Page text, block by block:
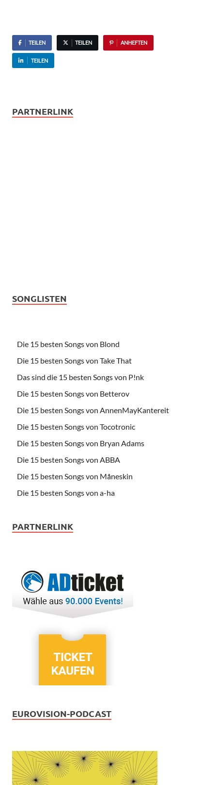
TEILEN TEILEN ANHEFTEN
TEILEN
PARTNERLINK
SONGLISTEN
Die 15 besten Songs von Blond
Die 15 besten Songs von Take That
Das sind die 15 besten Songs von P!nk
Die 15 besten Songs von Betterov
Die 15 besten Songs von AnnenMayKantereit
Die 15 besten Songs von Tocotronic
Die 15 besten Songs von Bryan Adams
Die 15 besten Songs von ABBA
Die 15 besten Songs von Måneskin
Die 15 besten Songs von a-ha
PARTNERLINK
EUROVISION-PODCAST